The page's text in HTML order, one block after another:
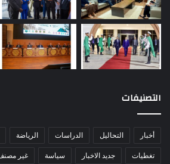
التصنيفات
أخبار التحاليل الدراسات الرياضة
تغطيات جديد الاخبار سياسة غير